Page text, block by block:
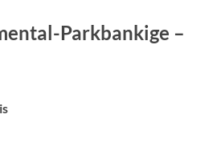
Parkbankige –